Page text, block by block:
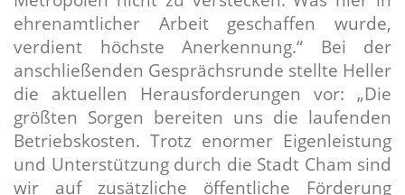
ehrenamtlicher Arbeit geschaffen wurde,
verdient höchste Anerkennung.“ Bei der
anschließenden Gesprächsrunde stellte Heller
die aktuellen Herausforderungen vor: „Die
größten Sorgen bereiten uns die laufenden
Betriebskosten. Trotz enormer Eigenleistung
und Unterstützung durch die Stadt Cham sind
wir auf zusätzliche öffentliche Förderung